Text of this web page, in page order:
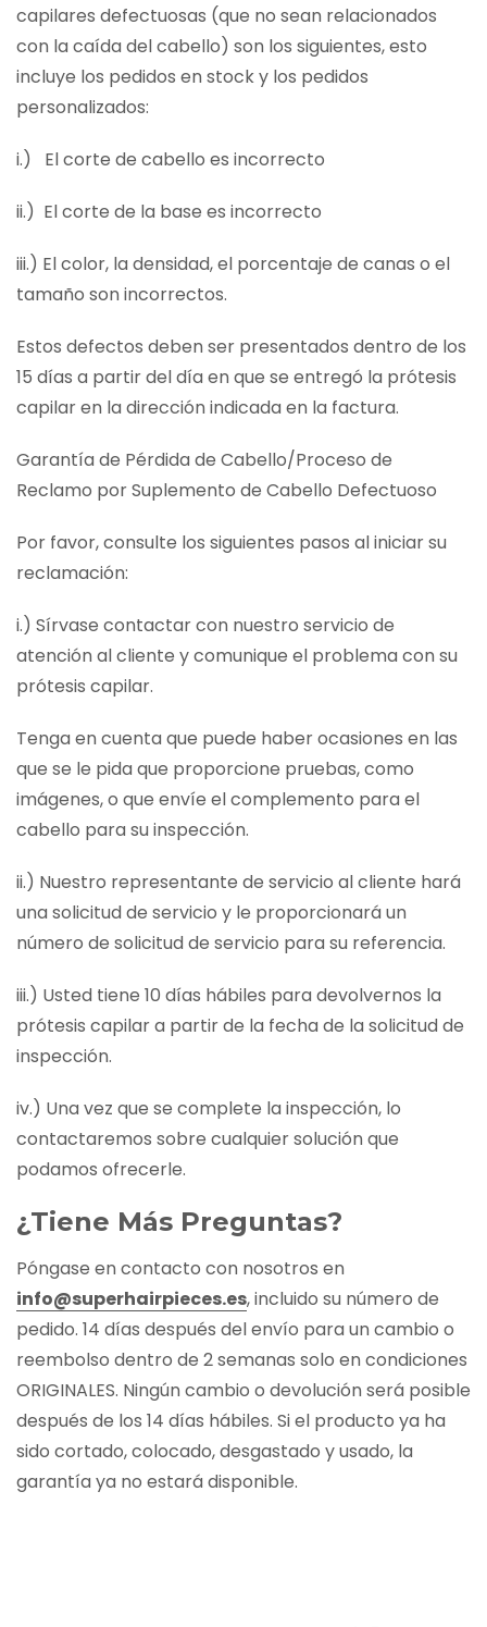
capilares defectuosas (que no sean relacionados
con la caída del cabello) son los siguientes, esto
incluye los pedidos en stock y los pedidos
personalizados:
i.) El corte de cabello es incorrecto
ii.) El corte de la base es incorrecto
iii.) El color, la densidad, el porcentaje de canas o el
tamaño son incorrectos.
Estos defectos deben ser presentados dentro de los
15 días a partir del día en que se entregó la prótesis
capilar en la dirección indicada en la factura.
Garantía de Pérdida de Cabello/Proceso de
Reclamo por Suplemento de Cabello Defectuoso
Por favor, consulte los siguientes pasos al iniciar su
reclamación:
i.) Sírvase contactar con nuestro servicio de
atención al cliente y comunique el problema con su
prótesis capilar.
Tenga en cuenta que puede haber ocasiones en las
que se le pida que proporcione pruebas, como
imágenes, o que envíe el complemento para el
cabello para su inspección.
ii.) Nuestro representante de servicio al cliente hará
una solicitud de servicio y le proporcionará un
número de solicitud de servicio para su referencia.
iii.) Usted tiene 10 días hábiles para devolvernos la
prótesis capilar a partir de la fecha de la solicitud de
inspección.
iv.) Una vez que se complete la inspección, lo
contactaremos sobre cualquier solución que
podamos ofrecerle.
¿Tiene Más Preguntas?
Póngase en contacto con nosotros en
info@superhairpieces.es, incluido su número de
pedido. 14 días después del envío para un cambio o
reembolso dentro de 2 semanas solo en condiciones
ORIGINALES. Ningún cambio o devolución será posible
después de los 14 días hábiles. Si el producto ya ha
sido cortado, colocado, desgastado y usado, la
garantía ya no estará disponible.